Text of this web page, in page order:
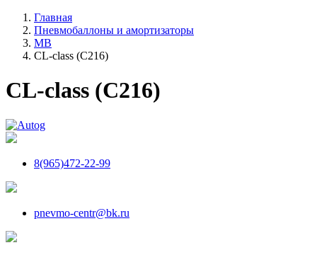
Главная
Пневмобаллоны и амортизаторы
MB
CL-class (C216)
CL-class (C216)
8(965)472-22-99
pnevmo-centr@bk.ru